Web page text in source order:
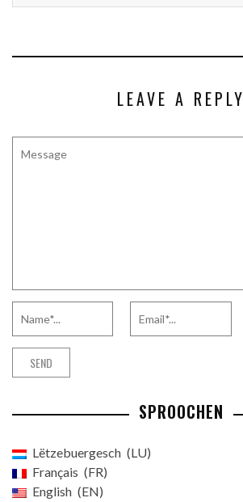
LEAVE A REPLY
SPROOCHEN
Lëtzebuergesch
LU
Français
FR
English
EN